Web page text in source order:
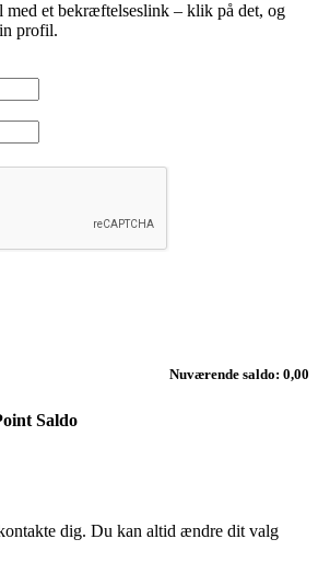
med et bekræftelseslink – klik på det, og
profil.
Nuværende saldo: 0,00
Saldo
dig. Du kan altid ændre dit valg